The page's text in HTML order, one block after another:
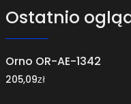
Ostatnio
Orno OR-AE-1342
205,09zł